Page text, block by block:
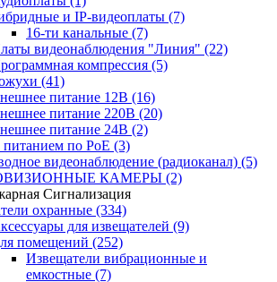
и IP-видеоплаты (7)
16-ти канальные (7)
видеонаблюдения "Линия" (22)
компрессия (5)
(41)
питание 12В (16)
питание 220В (20)
питание 24В (2)
по PoE (3)
видеонаблюдение (радиоканал) (5)
КАМЕРЫ (2)
Сигнализация
охранные (334)
для извещателей (9)
помещений (252)
Извещатели вибрационные и
емкостные (7)